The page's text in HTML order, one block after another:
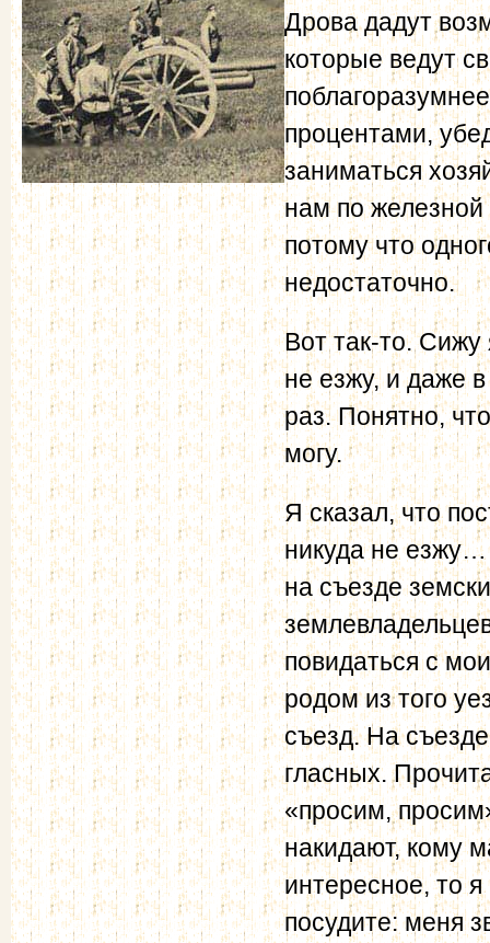
Дрова дадут
которые ведут
процентами,
заниматься
нам по железной
потому что
недостаточно.
Вот так-то. Сижу
не езжу, и даже
раз. Понятно,
могу.
Я сказал, что
никуда не
на съезде
повидаться с
родом из того
съезд. На
гласных.
«просим,
накидают, кому
интересное, то
посудите: меня